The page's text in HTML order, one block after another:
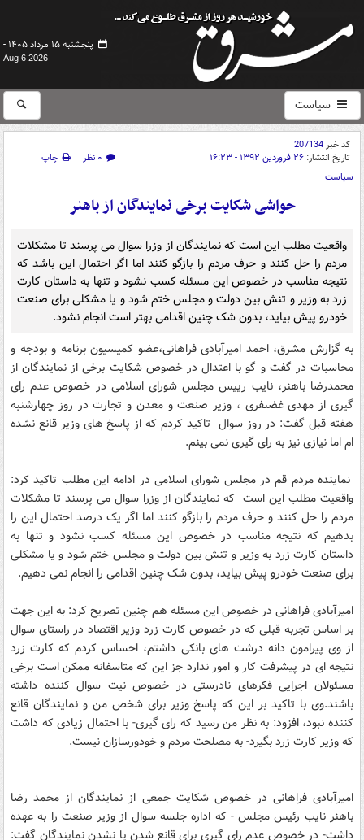
پنجشنبه ۱۵ مرداد ۱۴۰۵ -
Aug 6 2026
سیاست
کد خبر207134
تاریخ انتشار: ۲۶ فروردین ۱۳۹۲ - ۱۶:۲۳ ۰ نظر
چاپ
سیاست
حواشی شکایت برخی نمایندگان از باهنر
واقعیت مطلب این است که نمایندگان از وزرا سوال می پرسند تا مشکلات
مردم را حل کنند و حرف مردم را بازگو کنند اما اگر احتمال این باشد که
نتیجه مناسب در خصوص این مسئله کسب نشود و تنها به داستان کارت
زرد به وزیر و تنش بین دولت و مجلس ختم شود و یا مشکلی برای صنعت
خودرو پیش بیاید، بدون شک چنین اقدامی بهتر است انجام نشود.
به گزارش مشرق، احمد امیرآبادی فراهانی،عضو کمیسیون برنامه و بودجه و
محاسبات در گفت و گو با اعتدال در خصوص شکایت برخی از نمایندگان از
محمدرضا باهنر، نایب رییس مجلس شورای اسلامی در خصوص عدم رای
گیری از مهدی غضنفری ، وزیر صنعت و معدن و تجارت در روز چهارشنبه
هفته قبل گفت: در روز سوال تاکید کردم که از پاسخ های وزیر قانع نشده
ام اما نیازی نیز به رای گیری نمی بینم.
نماینده مردم قم در مجلس شورای اسلامی در ادامه این مطلب تاکید کرد:
واقعیت مطلب این است که نمایندگان از وزرا سوال می پرسند تا مشکلات
مردم را حل کنند و حرف مردم را بازگو کنند اما اگر یک درصد احتمال این را
بدهیم که نتیجه مناسب در خصوص این مسئله کسب نشود و تنها به
داستان کارت زرد به وزیر و تنش بین دولت و مجلس ختم شود و یا مشکلی
برای صنعت خودرو پیش بیاید، بدون شک چنین اقدامی را انجام نمی دهیم.
امیرآبادی فراهانی در خصوص این مسئله هم چنین تصریح کرد: به این جهت
بر اساس تجربه قبلی که در خصوص کارت زرد وزیر اقتصاد در راستای سوال
از وی پیرامون دانه درشت های بانکی داشتم، احساس کردم که کارت زرد
نتیجه ای در پیشرفت کار و امور ندارد جز این که متاسفانه ممکن است برخی
مسئولان اجرایی فکرهای نادرستی در خصوص نیت سوال کننده داشته
باشند.وی با تاکید بر این که پاسخ وزیر برای شخص من و نمایندگان قانع
کننده نبود، افزود: به نظر من رسید که رای گیری- با احتمال زیادی که داشت
که وزیر کارت زرد بگیرد- به مصلحت مردم و خودورسازان نیست.
امیرآبادی فراهانی در خصوص شکایت جمعی از نمایندگان از محمد رضا
باهنر نایب رئیس مجلس - که اداره جلسه سوال از وزیر صنعت را به عهده
داشت- در خصوص عدم رای گیری برای قانع شدن یا نشدن نمایندگان گفت: